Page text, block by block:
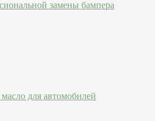
замены бампера
для автомобилей